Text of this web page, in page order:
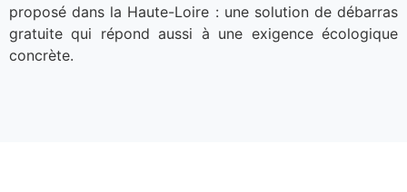
proposé dans la Haute-Loire : une solution de débarras
gratuite qui répond aussi à une exigence écologique
concrète.